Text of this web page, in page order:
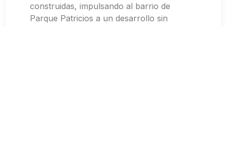
construidas, impulsando al barrio de
Parque Patricios a un desarrollo sin